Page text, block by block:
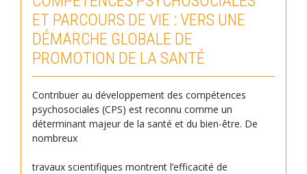
ET PARCOURS DE VIE : VERS UNE
DÉMARCHE GLOBALE DE
PROMOTION DE LA SANTÉ
Contribuer au développement des compétences
psychosociales (CPS) est reconnu comme un
déterminant majeur de la santé et du bien-être. De
nombreux
travaux scientifiques montrent l’efficacité de